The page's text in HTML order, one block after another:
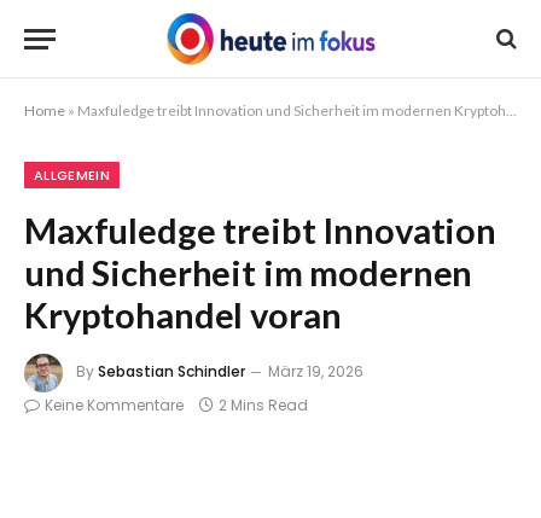
Home » Maxfuledge treibt Innovation und Sicherheit im modernen Kryptohandel voran
ALLGEMEIN
Maxfuledge treibt Innovation
und Sicherheit im modernen
Kryptohandel voran
BySebastian Schindler
März 19, 2026
Keine Kommentare
2 Mins Read